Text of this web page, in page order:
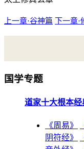
上一章·谷神篇 下一章·
国学专题
道家十大根本经
《周易》
阴符经》